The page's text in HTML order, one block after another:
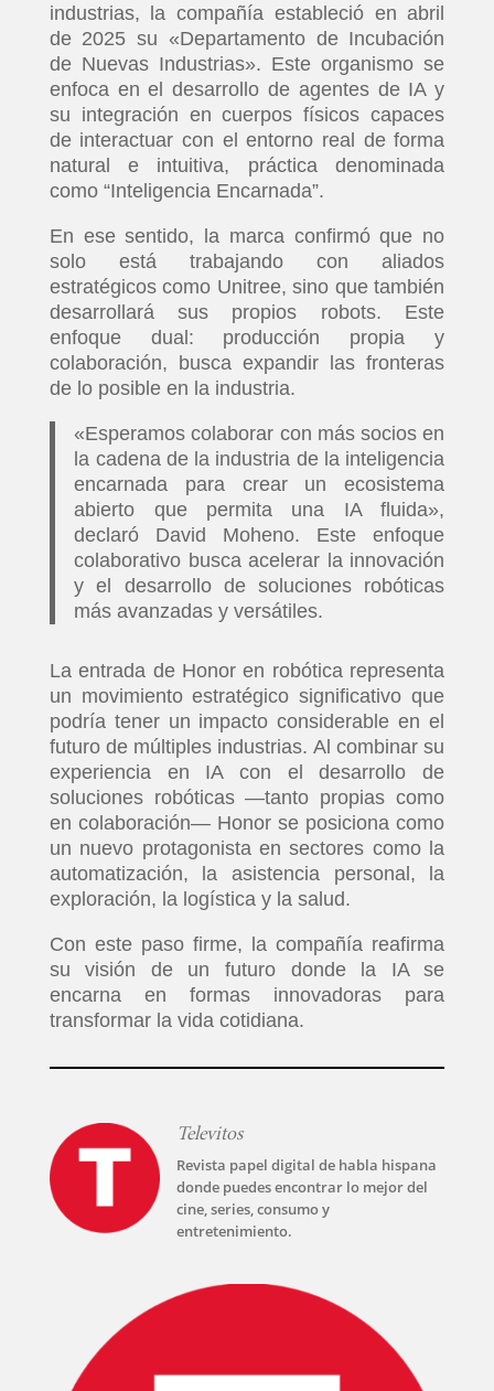
industrias, la compañía estableció en abril
de 2025 su «Departamento de Incubación
de Nuevas Industrias». Este organismo se
enfoca en el desarrollo de agentes de IA y
su integración en cuerpos físicos capaces
de interactuar con el entorno real de forma
natural e intuitiva, práctica denominada
como “Inteligencia Encarnada”.
En ese sentido, la marca confirmó que no
solo está trabajando con aliados
estratégicos como Unitree, sino que también
desarrollará sus propios robots. Este
enfoque dual: producción propia y
colaboración, busca expandir las fronteras
de lo posible en la industria.
«Esperamos colaborar con más socios en
la cadena de la industria de la inteligencia
encarnada para crear un ecosistema
abierto que permita una IA fluida»,
declaró David Moheno. Este enfoque
colaborativo busca acelerar la innovación
y el desarrollo de soluciones robóticas
más avanzadas y versátiles.
La entrada de Honor en robótica representa
un movimiento estratégico significativo que
podría tener un impacto considerable en el
futuro de múltiples industrias. Al combinar su
experiencia en IA con el desarrollo de
soluciones robóticas —tanto propias como
en colaboración— Honor se posiciona como
un nuevo protagonista en sectores como la
automatización, la asistencia personal, la
exploración, la logística y la salud.
Con este paso firme, la compañía reafirma
su visión de un futuro donde la IA se
encarna en formas innovadoras para
transformar la vida cotidiana.
Televitos
Revista papel digital de habla hispana
donde puedes encontrar lo mejor del
cine, series, consumo y
entretenimiento.